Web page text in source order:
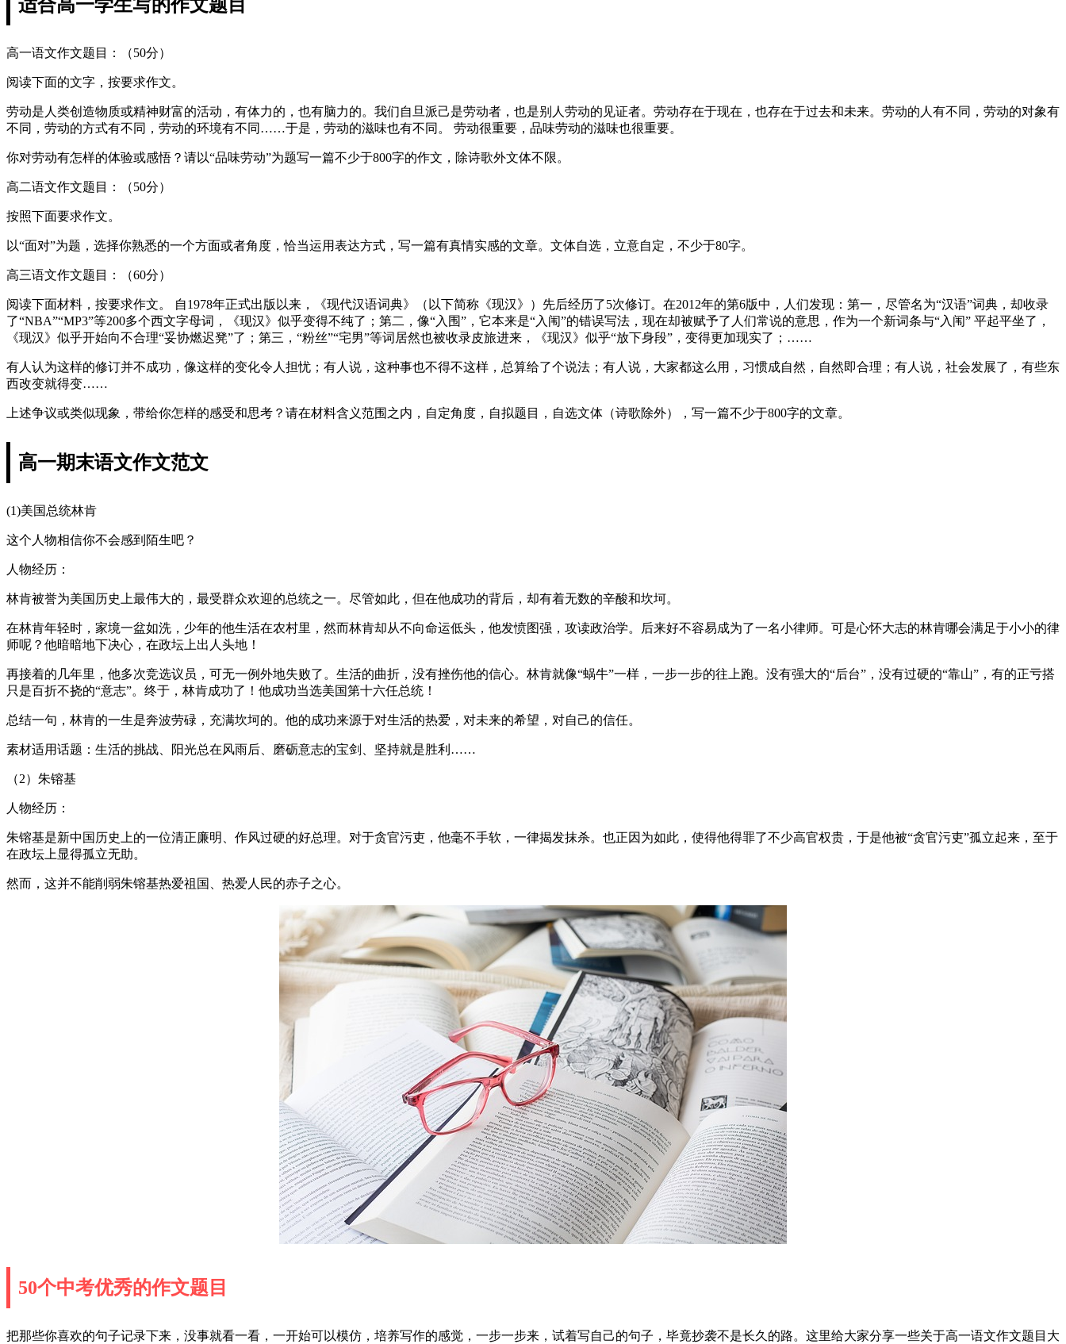
适合高一学生写的作文题目
高一语文作文题目：（50分）
阅读下面的文字，按要求作文。
劳动是人类创造物质或精神财富的活动，有体力的，也有脑力的。我们自旦派己是劳动者，也是别人劳动的见证者。劳动存在于现在，也存在于过去和未来。劳动的人有不同，劳动的对象有
不同，劳动的方式有不同，劳动的环境有不同……于是，劳动的滋味也有不同。 劳动很重要，品味劳动的滋味也很重要。
你对劳动有怎样的体验或感悟？请以“品味劳动”为题写一篇不少于800字的作文，除诗歌外文体不限。
高二语文作文题目：（50分）
按照下面要求作文。
以“面对”为题，选择你熟悉的一个方面或者角度，恰当运用表达方式，写一篇有真情实感的文章。文体自选，立意自定，不少于80字。
高三语文作文题目：（60分）
阅读下面材料，按要求作文。 自1978年正式出版以来，《现代汉语词典》（以下简称《现汉》）先后经历了5次修订。在2012年的第6版中，人们发现：第一，尽管名为“汉语”词典，却收录
了“NBA”“MP3”等200多个西文字母词，《现汉》似乎变得不纯了；第二，像“入围”，它本来是“入闱”的错误写法，现在却被赋予了人们常说的意思，作为一个新词条与“入闱” 平起平坐了，
《现汉》似乎开始向不合理“妥协燃迟凳”了；第三，“粉丝”“宅男”等词居然也被收录皮旅进来，《现汉》似乎“放下身段”，变得更加现实了；……
有人认为这样的修订并不成功，像这样的变化令人担忧；有人说，这种事也不得不这样，总算给了个说法；有人说，大家都这么用，习惯成自然，自然即合理；有人说，社会发展了，有些东
西改变就得变……
上述争议或类似现象，带给你怎样的感受和思考？请在材料含义范围之内，自定角度，自拟题目，自选文体（诗歌除外），写一篇不少于800字的文章。
高一期末语文作文范文
(1)美国总统林肯
这个人物相信你不会感到陌生吧？
人物经历：
林肯被誉为美国历史上最伟大的，最受群众欢迎的总统之一。尽管如此，但在他成功的背后，却有着无数的辛酸和坎坷。
在林肯年轻时，家境一盆如洗，少年的他生活在农村里，然而林肯却从不向命运低头，他发愤图强，攻读政治学。后来好不容易成为了一名小律师。可是心怀大志的林肯哪会满足于小小的律
师呢？他暗暗地下决心，在政坛上出人头地！
再接着的几年里，他多次竞选议员，可无一例外地失败了。生活的曲折，没有挫伤他的信心。林肯就像“蜗牛”一样，一步一步的往上跑。没有强大的“后台”，没有过硬的“靠山”，有的正亏搭
只是百折不挠的“意志”。终于，林肯成功了！他成功当选美国第十六任总统！
总结一句，林肯的一生是奔波劳碌，充满坎坷的。他的成功来源于对生活的热爱，对未来的希望，对自己的信任。
素材适用话题：生活的挑战、阳光总在风雨后、磨砺意志的宝剑、坚持就是胜利……
（2）朱镕基
人物经历：
朱镕基是新中国历史上的一位清正廉明、作风过硬的好总理。对于贪官污吏，他毫不手软，一律揭发抹杀。也正因为如此，使得他得罪了不少高官权贵，于是他被“贪官污吏”孤立起来，至于
在政坛上显得孤立无助。
然而，这并不能削弱朱镕基热爱祖国、热爱人民的赤子之心。
50个中考优秀的作文题目
把那些你喜欢的句子记录下来，没事就看一看，一开始可以模仿，培养写作的感觉，一步一步来，试着写自己的句子，毕竟抄袭不是长久的路。这里给大家分享一些关于高一语文作文题目大